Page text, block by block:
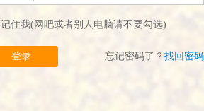
记住我(网吧或者别人电脑请不要勾选)
登录 忘记密码了？ 找回密码